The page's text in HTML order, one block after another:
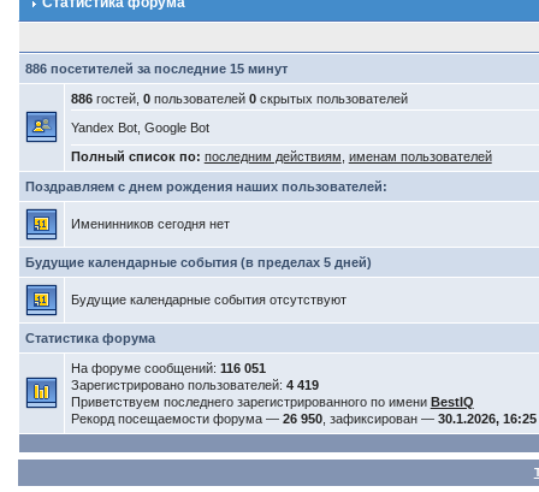
886 посетителей за последние 15 минут
886гостей, 0пользователей 0скрытых пользователей
Yandex Bot, Google Bot
Полный список по: последним действиям именам пользователей
Поздравляем с днем рождения наших пользователей:
Именинников сегодня нет
Будущие календарные события (в пределах 5 дней)
Будущие календарные события отсутствуют
Статистика форума
На форуме сообщений: 116 051
Зарегистрировано пользователей: 4 419
Приветствуем последнего зарегистрированного по имени BestIQ
Рекорд посещаемости форума — 26 950, зафиксирован — 30.1.2026, 16:25